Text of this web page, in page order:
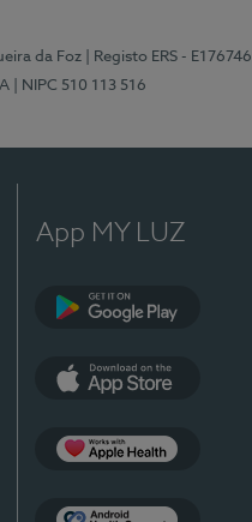
da Foz | Registo ERS - E176746
| NIPC 510 113 516
App MY LUZ